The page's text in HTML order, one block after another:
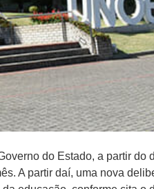
do Estado, a partir do
A partir daí, uma nova